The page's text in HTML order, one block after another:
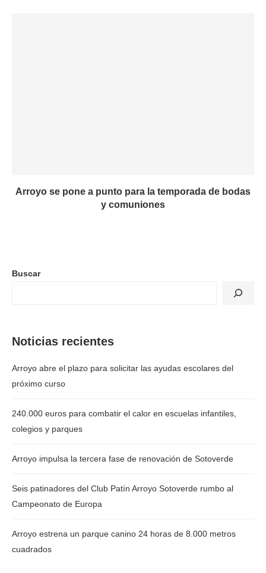
Arroyo se pone a punto para la temporada de bodas
y comuniones
Buscar
Noticias recientes
Arroyo abre el plazo para solicitar las ayudas escolares del
próximo curso
240.000 euros para combatir el calor en escuelas infantiles,
colegios y parques
Arroyo impulsa la tercera fase de renovación de Sotoverde
Seis patinadores del Club Patín Arroyo Sotoverde rumbo al
Campeonato de Europa
Arroyo estrena un parque canino 24 horas de 8.000 metros
cuadrados